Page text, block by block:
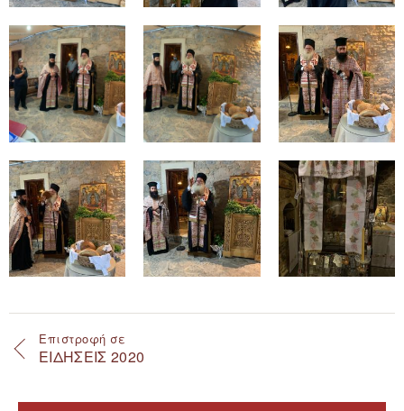
Επιστροφή σε
ΕΙΔΗΣΕΙΣ 2020